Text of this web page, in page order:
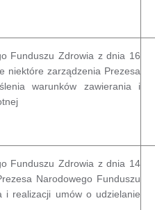
Funduszu Zdrowia z dnia 16
niektóre zarządzenia Prezesa
warunków zawierania i
Funduszu Zdrowia z dnia 14
Narodowego Funduszu
i realizacji umów o udzielanie